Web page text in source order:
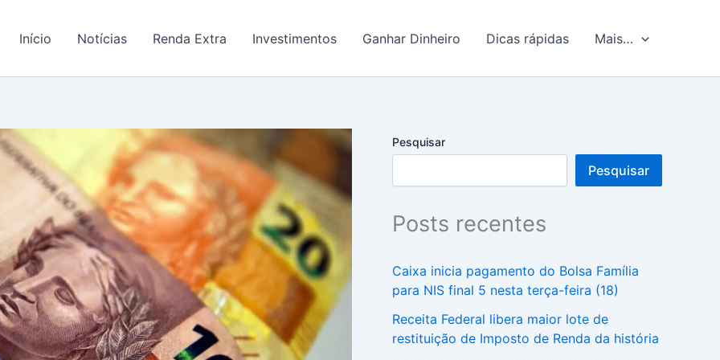
Início Notícias Renda Extra Investimentos Ganhar Dinheiro Dicas rápidas Mais…
Pesquisar
Pesquisar
Posts recentes
Caixa inicia pagamento do Bolsa Família
para NIS final 5 nesta terça-feira (18)
Receita Federal libera maior lote de
restituição de Imposto de Renda da história